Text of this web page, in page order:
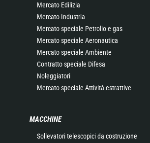
Mercato Edilizia
Mercato Industria
Mercato speciale Petrolio e gas
Mercato speciale Aeronautica
Mercato speciale Ambiente
Contratto speciale Difesa
Noleggiatori
Mercato speciale Attività estrattive
MACCHINE
Sollevatori telescopici da costruzione